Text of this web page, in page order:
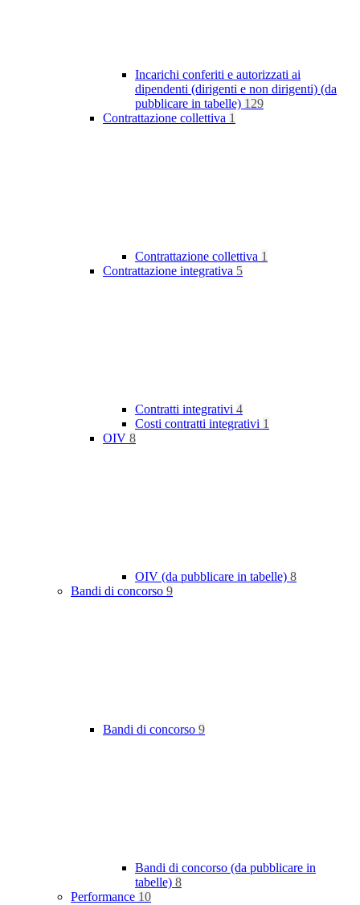
Incarichi conferiti e autorizzati ai
dipendenti (dirigenti e non dirigenti) (da
pubblicare in tabelle) 129
Contrattazione collettiva 1
Contrattazione collettiva 1
Contrattazione integrativa 5
Contratti integrativi 4
Costi contratti integrativi 1
OIV 8
OIV (da pubblicare in tabelle) 8
Bandi di concorso 9
Bandi di concorso 9
Bandi di concorso (da pubblicare in
tabelle) 8
Performance 10